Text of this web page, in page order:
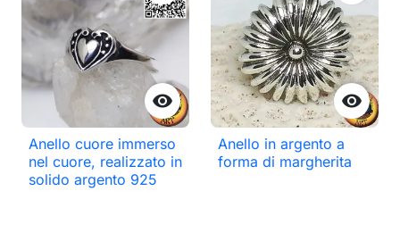

Anello cuore immerso
nel cuore, realizzato in
solido argento 925

Anello in argento a
forma di margherita